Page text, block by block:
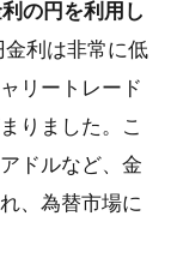
の円を利用し
金利は非常に低
リートレード
りました。こ
ドルなど、金
、為替市場に